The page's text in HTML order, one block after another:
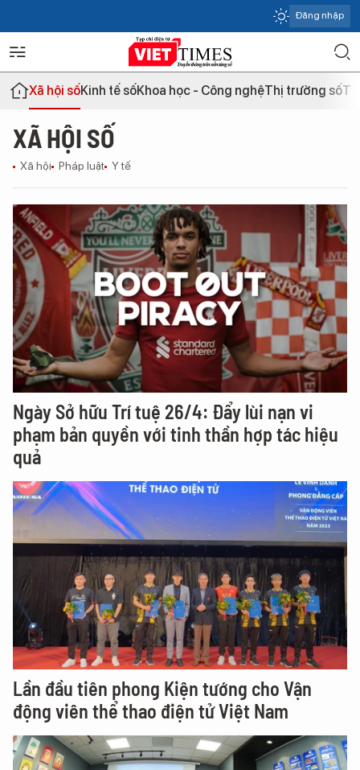
Đăng nhập
Xã hội sốKinh tế sốKhoa học - Công nghệThị trường số
XÃ HỘI SỐ
Xã hội Pháp luật Y tế
Ngày Sở hữu Trí tuệ 26/4: Đẩy lùi nạn vi
phạm bản quyền với tinh thần hợp tác hiệu
quả
Lần đầu tiên phong Kiện tướng cho Vận
động viên thể thao điện tử Việt Nam